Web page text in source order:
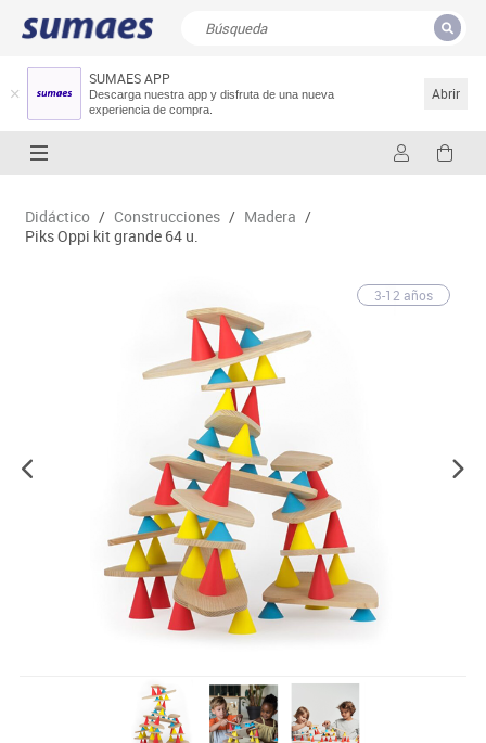
SUMAES APP
Descarga nuestra app y disfruta de una nueva
experiencia de compra.
Abrir
Resultados de la búsqueda
Didáctico / Construcciones / Madera /
Piks Oppi kit grande 64 u.
3-12 años